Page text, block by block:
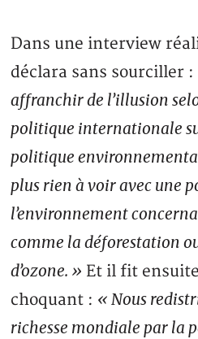
Dans une interview
déclara sans sourciller :
affranchir de l’illusion
politique internationale
politique
plus rien à voir avec une
l’environnement
comme la déforestation
d’ozone. » Et il fit
choquant : « Nous
richesse mondiale par la